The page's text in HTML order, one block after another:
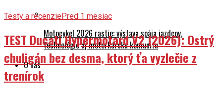
Motocykel 2026 rastie: výstava spája jazdcov,
technológie aj motorkársku komunitu
O nás
Testy a recenziePred 1 mesiac
TEST Ducati Hypermotard V2 (2026): Ostrý
chuligán bez desma, ktorý ťa vyzlečie z
trenírok